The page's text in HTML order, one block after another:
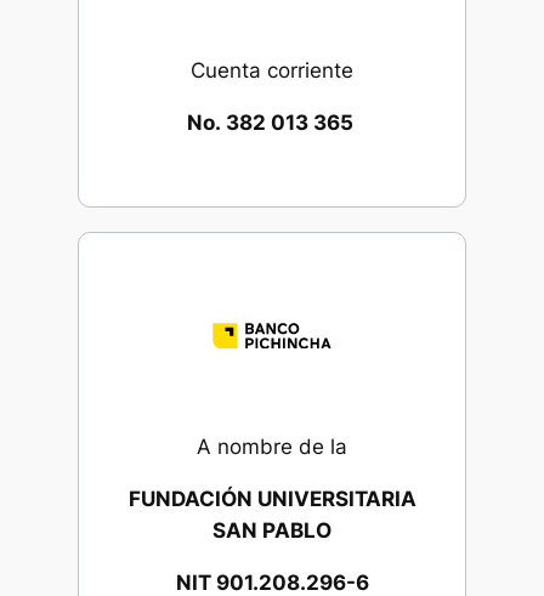
Cuenta corriente
No. 382 013 365
A nombre de la
FUNDACIÓN UNIVERSITARIA
SAN PABLO
NIT 901.208.296-6